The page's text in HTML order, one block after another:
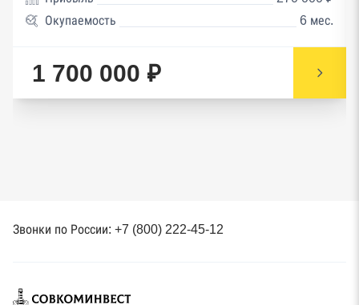
Окупаемость
6 мес.
1 700 000 ₽
Звонки по России: +7 (800) 222-45-12